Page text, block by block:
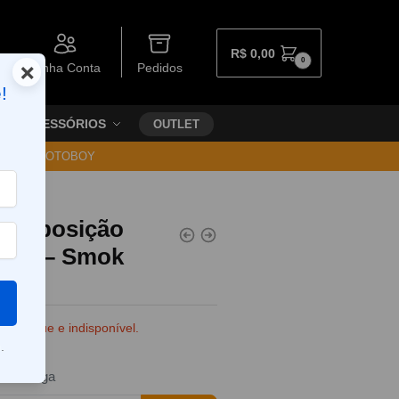
Minha Conta Pedidos
R$ 0,00 0
ACESSÓRIOS OUTLET
VIA MOTOBOY
reposição
– Smok
estoque e indisponível.
entrega
×